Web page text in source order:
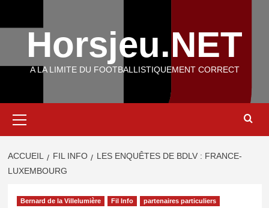
Horsjeu.NET
A LA LIMITE DU FOOTBALLISTIQUEMENT CORRECT
principal
ACCUEIL FIL INFO
LES ENQUÊTES DE BDLV : FRANCE-
LUXEMBOURG
Bernard de la Villelumière Fil Info partenaires particuliers